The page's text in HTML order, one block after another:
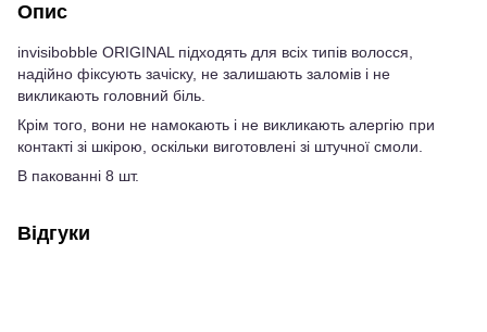
Опис
invisibobble ORIGINAL підходять для всіх типів волосся,
надійно фіксують зачіску, не залишають заломів і не
викликають головний біль.
Крім того, вони не намокають і не викликають алергію при
контакті зі шкірою, оскільки виготовлені зі штучної смоли.
В пакованні 8 шт.
Відгуки